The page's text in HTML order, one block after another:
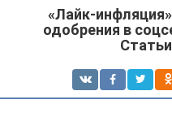
«Лайк-
одобрения в